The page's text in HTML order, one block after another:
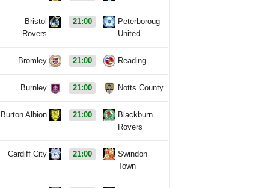
Bristol
Rovers
21:00
Peterboroug
United
Bromley 21:00 Reading
Burnley 21:00 Notts County
Burton Albion 21:00
Blackburn
Rovers
Cardiff City 21:00
Swindon
Town